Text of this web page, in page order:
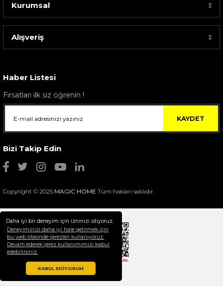
Daha iyi bir deneyim için izninizi istiyoruz.
Deneyiminizi daha iyi hale getirmek için
bu web sitesinde çerezleri kullanıyoruz.
Devam ederek çerez kullanımımızı kabul
edebilirsiniz.
KABUL EDİYORUM
Sarev Elfıda Flanel Nevresim Takımı Çift Kişili...
Selim Dekor Chain 15x20 Çerçeve Vizon
1.595,00 TL
Kurumsal
Alışveriş
Haber Listesi
Fırsatları ilk siz öğrenin !
KAYDET
Bizi Takip Edin
Copyright © 2025 MAGIC HOME Tüm hakları saklıdır.